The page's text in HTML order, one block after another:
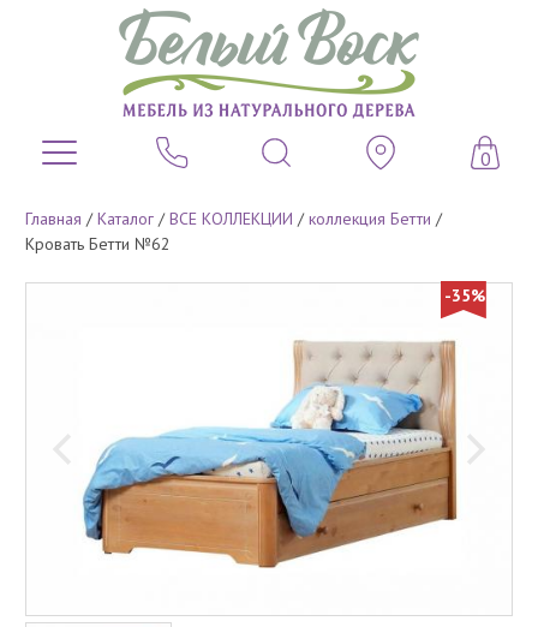
0
Главная /Каталог /ВСЕ КОЛЛЕКЦИИ /коллекция Бетти /
Кровать Бетти №62
-35%